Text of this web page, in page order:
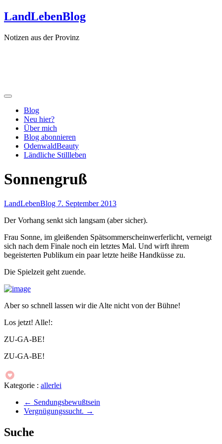
Zum
Inhalt
LandLebenBlog
Notizen aus der Provinz
Blog
Neu hier?
Über mich
Blog abonnieren
OdenwaldBeauty
Ländliche Stillleben
Sonnengruß
LandLebenBlog 7. September 2013
Der Vorhang senkt sich langsam (aber sicher).
Frau Sonne, im gleißenden Spätsommerscheinwerferlicht, verneigt
sich nach dem Finale noch ein letztes Mal. Und wirft ihrem
begeisterten Publikum ein paar letzte heiße Handküsse zu.
Die Spielzeit geht zuende.
Aber so schnell lassen wir die Alte nicht von der Bühne!
Los jetzt! Alle!:
ZU-GA-BE!
ZU-GA-BE!
Kategorie : allerlei
← Sendungsbewußtsein
Vergnügungssucht. →
Suche